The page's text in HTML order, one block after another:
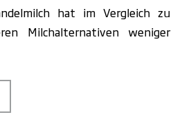
hat im Vergleich zu
Milchalternativen weniger